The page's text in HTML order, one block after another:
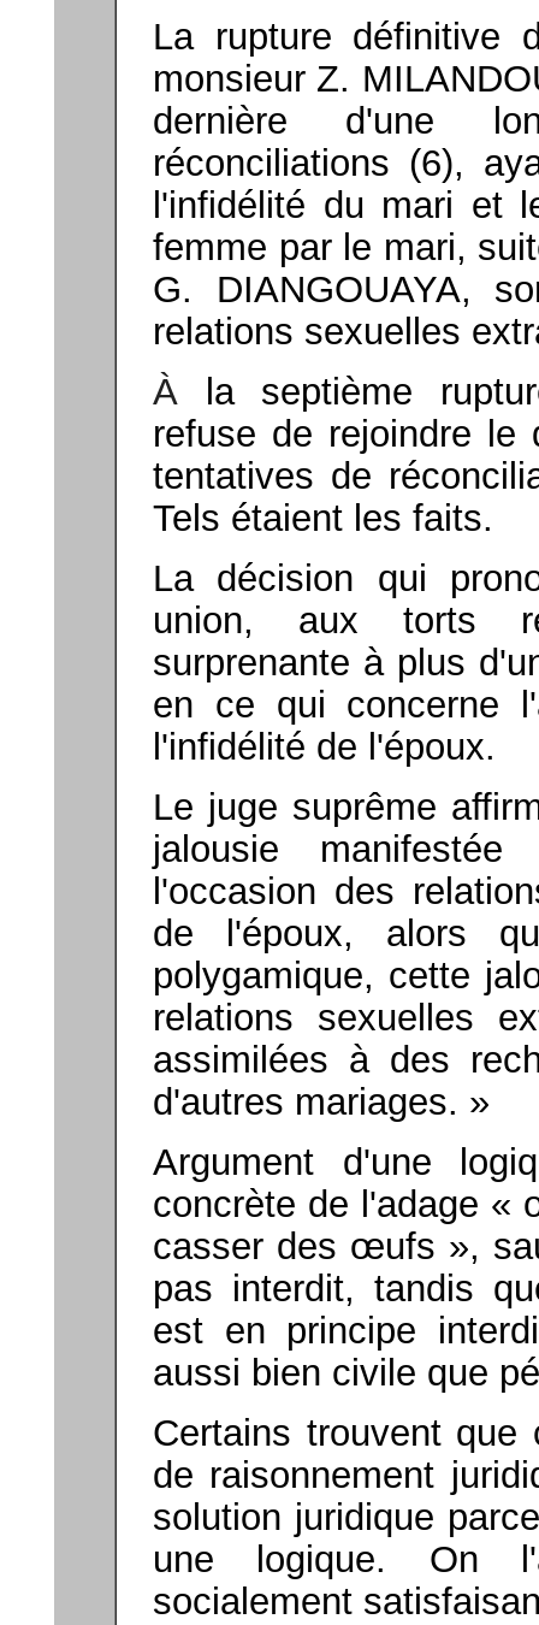
La rupture définitive
monsieur Z.
dernière d'une
réconciliations (6),
l'infidélité du mari et
femme par le mari,
G. DIANGOUAYA,
relations sexuelles
À la septième
refuse de rejoindre le
tentatives de
Tels étaient les faits.
La décision qui
union, aux torts
surprenante à plus
en ce qui concerne
l'infidélité de l'époux.
Le juge suprême
jalousie
l'occasion des
de l'époux, alors
polygamique, cette
relations sexuelles
assimilées à des
d'autres mariages. »
Argument d'une
concrète de l'adage «
casser des œufs »,
pas interdit, tandis
est en principe
aussi bien civile que
Certains trouvent
de raisonnement
solution juridique
une logique. On
socialement